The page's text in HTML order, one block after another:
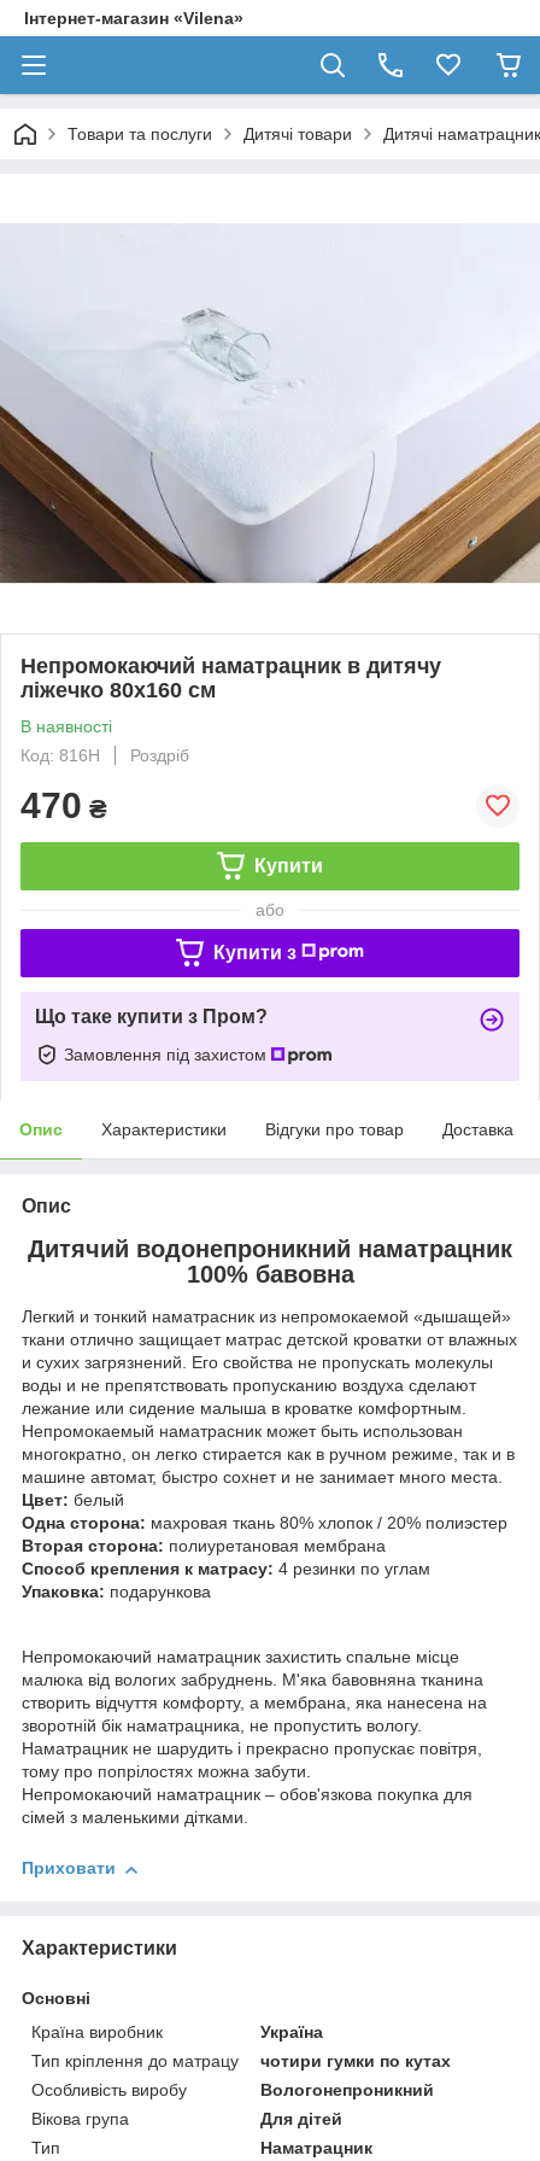
Інтернет-магазин «Vilena»
Товари та послуги Дитячі товари Дитячі
Непромокаючий наматрацник в дитячу
ліжечко 80х160 см
В наявності
Код: 816Н
Роздріб
470 ₴
Купити
або
Купити з
Що таке купити з Пром?
Замовлення під захистом
Опис Характеристики Відгуки про товар Доставка
Опис
Дитячий водонепроникний наматрацник
100% бавовна
Легкий и тонкий наматрасник из непромокаемой «дышащей»
ткани отлично защищает матрас детской кроватки от влажных
и сухих загрязнений. Его свойства не пропускать молекулы
воды и не препятствовать пропусканию воздуха сделают
лежание или сидение малыша в кроватке комфортным.
Непромокаемый наматрасник может быть использован
многократно, он легко стирается как в ручном режиме, так и в
машине автомат, быстро сохнет и не занимает много места.
Цвет: белый
Одна сторона: махровая ткань 80% хлопок / 20% полиэстер
Вторая сторона: полиуретановая мембрана
Способ крепления к матрасу: 4 резинки по углам
Упаковка: подарункова
Непромокаючий наматрацник захистить спальне місце
малюка від вологих забруднень. М'яка бавовняна тканина
створить відчуття комфорту, а мембрана, яка нанесена на
зворотній бік наматрацника, не пропустить вологу.
Наматрацник не шарудить і прекрасно пропускає повітря,
тому про попрілостях можна забути.
Непромокаючий наматрацник – обов'язкова покупка для
сімей з маленькими дітками.
Приховати
Характеристики
Основні
Країна виробник
Україна
Тип кріплення до матрацу
чотири гумки по кутах
Особливість виробу
Вологонепроникний
Вікова група
Для дітей
Тип
Наматрацник